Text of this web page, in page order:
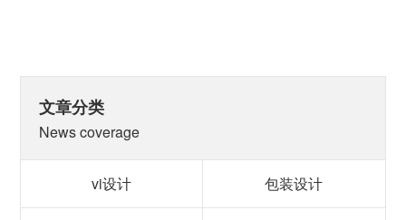
文章分类
News coverage
vi设计 包装设计